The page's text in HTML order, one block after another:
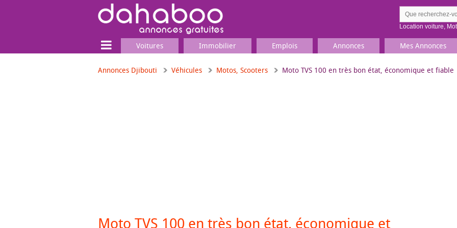
Location voiture,
Voitures Immobilier Emplois Annonces Mes Annonces
Annonces Djibouti Véhicules Motos, Scooters Moto TVS 100 en très bon état, économique et fiable
Moto TVS 100 en très bon état, économique et